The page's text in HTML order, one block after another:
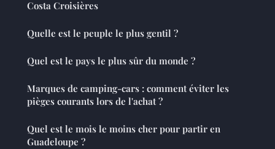
Costa Croisières
Quelle est le peuple le plus gentil ?
Quel est le pays le plus sûr du monde ?
Marques de camping-cars : comment éviter les
pièges courants lors de l'achat ?
Quel est le mois le moins cher pour partir en
Guadeloupe ?